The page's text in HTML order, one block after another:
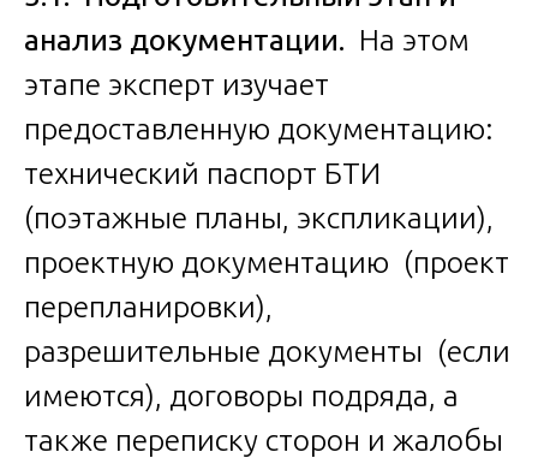
анализ документации. На этом
этапе эксперт изучает
предоставленную документацию:
технический паспорт БТИ
(поэтажные планы, экспликации),
проектную документацию (проект
перепланировки),
разрешительные документы (если
имеются), договоры подряда, а
также переписку сторон и жалобы